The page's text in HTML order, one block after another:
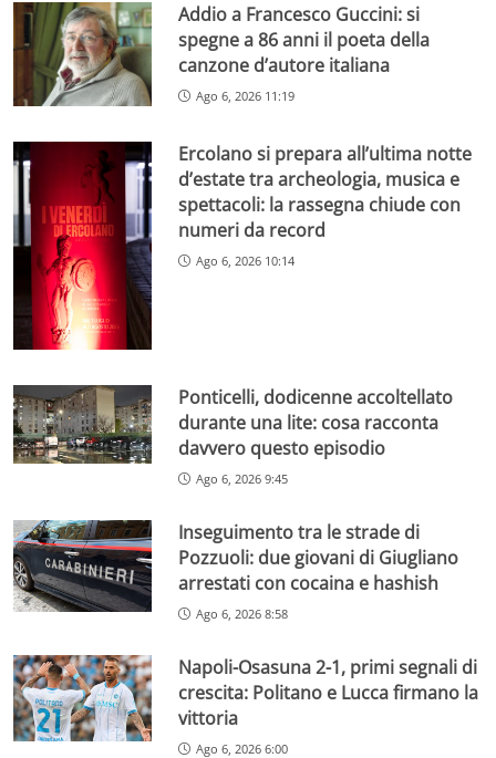
Addio a Francesco Guccini: si
spegne a 86 anni il poeta della
canzone d’autore italiana
Ago 6, 2026 11:19
Ercolano si prepara all’ultima notte
d’estate tra archeologia, musica e
spettacoli: la rassegna chiude con
numeri da record
Ago 6, 2026 10:14
Ponticelli, dodicenne accoltellato
durante una lite: cosa racconta
davvero questo episodio
Ago 6, 2026 9:45
Inseguimento tra le strade di
Pozzuoli: due giovani di Giugliano
arrestati con cocaina e hashish
Ago 6, 2026 8:58
Napoli-Osasuna 2-1, primi segnali di
crescita: Politano e Lucca firmano la
vittoria
Ago 6, 2026 6:00